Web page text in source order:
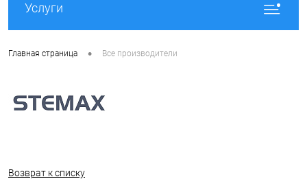
Услуги
Главная страница • Все производители
Возврат к списку